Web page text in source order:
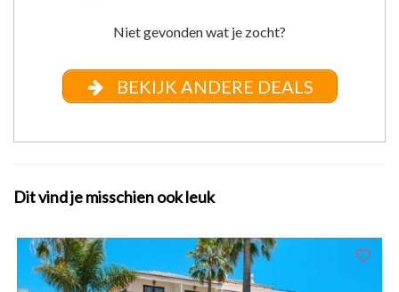
Niet gevonden wat je zocht?
BEKIJK ANDERE DEALS
Dit vind je misschien ook leuk